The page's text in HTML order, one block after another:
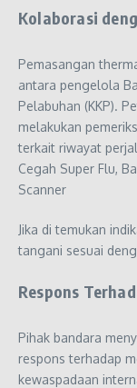
Kolaborasi
Pemasangan
antara pengelola
Pelabuhan (KKP).
melakukan
terkait riwayat
Cegah Super Flu,
Scanner
Jika di temukan
tangani sesuai
Respons
Pihak bandara
respons terhadap
kewaspadaan